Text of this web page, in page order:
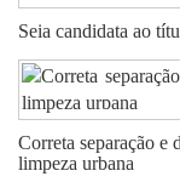
Seia candidata ao
Correta separação e
limpeza urbana